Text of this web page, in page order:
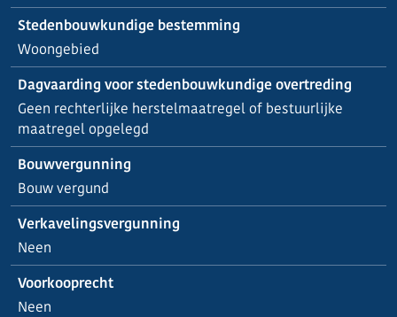
Stedenbouwkundige bestemming
Woongebied
Dagvaarding voor stedenbouwkundige overtreding
Geen rechterlijke herstelmaatregel of bestuurlijke
maatregel opgelegd
Bouwvergunning
Bouw vergund
Verkavelingsvergunning
Neen
Voorkooprecht
Neen